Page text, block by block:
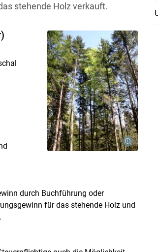
stehende Holz verkauft.
durch Buchführung oder
für das stehende Holz und